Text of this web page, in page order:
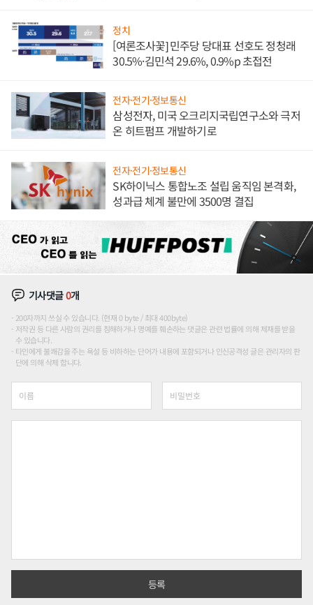
정치
[여론조사꽃] 민주당 당대표 선호도 정청래
30.5%·김민석 29.6%, 0.9%p 초접전
전자·전기·정보통신
삼성전자, 미국 오크리지국립연구소와 극저
온 히트펌프 개발하기로
전자·전기·정보통신
SK하이닉스 통합노조 설립 움직임 본격화,
성과급 체계 불만에 3500명 결집
기사댓글0개
200자까지 쓰실 수 있습니다. (현재 0 byte / 최대 400byte)
저작권 등 다른 사람의 권리를 침해하거나 명예를 훼손하는 댓글은 관련 법률에 의해 제재를 받을
수 있습니다.
타인에게 불쾌감을 주는 욕설 등 비하하는 단어가 내용에 포함되거나 인신공격성 글은 관리자의 판
단에 의해 삭제 합니다.